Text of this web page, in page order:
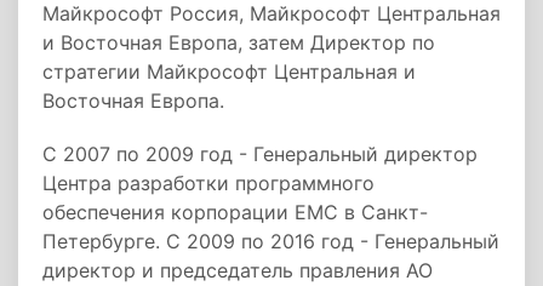
Майкрософт Россия, Майкрософт Центральная
и Восточная Европа, затем Директор по
стратегии Майкрософт Центральная и
Восточная Европа.
С 2007 по 2009 год - Генеральный директор
Центра разработки программного
обеспечения корпорации ЕМС в Санкт-
Петербурге. С 2009 по 2016 год - Генеральный
директор и председатель правления АО